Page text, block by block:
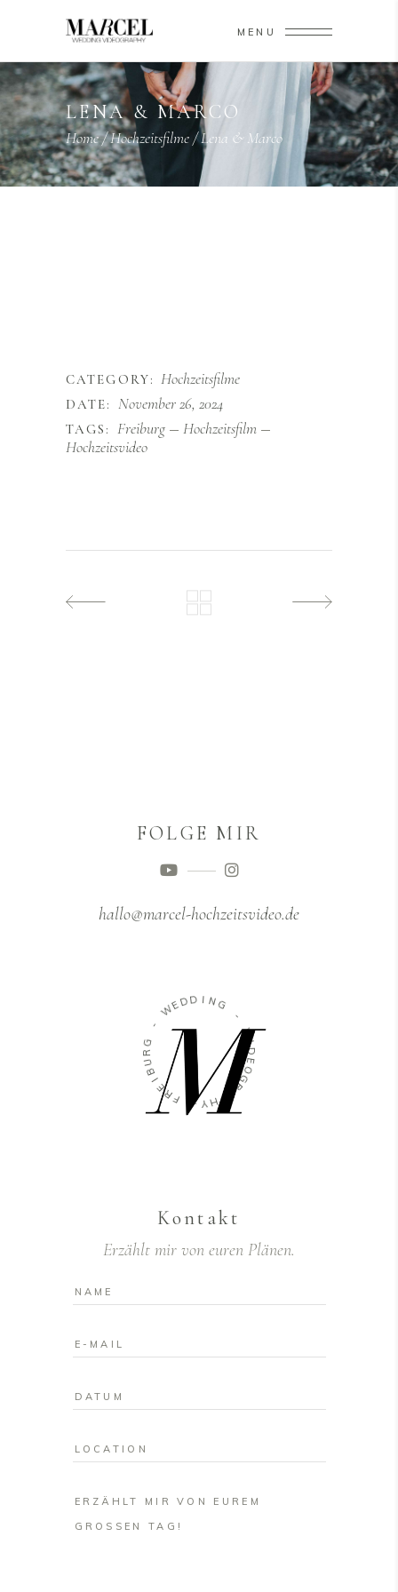
MENU
LENA & MARCO
Home/Hochzeitsfilme/Lena & Marco
CATEGORY: Hochzeitsfilme
DATE: November 26, 2024
TAGS: Freiburg
Hochzeitsfilm
Hochzeitsvideo
FOLGE MIR
hallo@marcel-hochzeitsvideo.de
-
WEDD I NG
-
V
I
D
E
O
G
R
A
P
H
Y
-
F
R
E
I
B
U
R
G
Kontakt
Erzählt mir von euren Plänen.